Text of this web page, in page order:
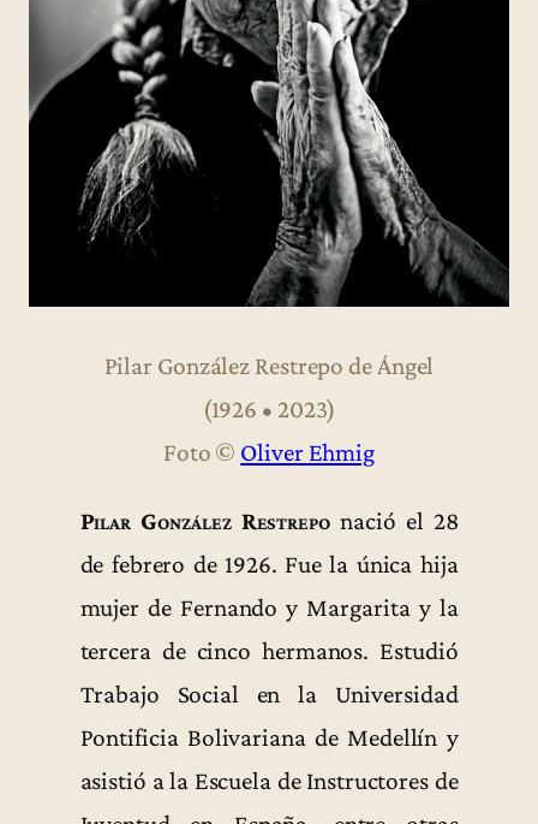
Pilar González Restrepo de Ángel
(1926 • 2023)
Foto © Oliver Ehmig
Pilar González Restreponació el 28
de febrero de 1926. Fue la única hija
mujer de Fernando y Margarita y la
tercera de cinco hermanos. Estudió
Trabajo Social en la Universidad
Pontificia Bolivariana de Medellín y
asistió a la Escuela de Instructores de